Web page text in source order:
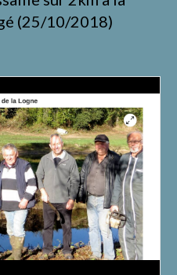
(25/10/2018)